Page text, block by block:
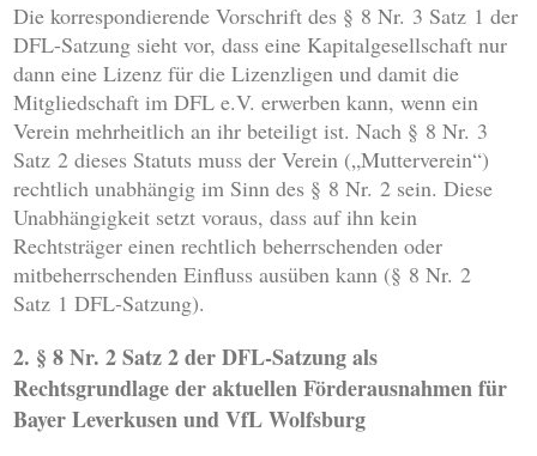
Die korrespondierende Vorschrift des § 8 Nr. 3 Satz 1 der
DFL-Satzung sieht vor, dass eine Kapitalgesellschaft nur
dann eine Lizenz für die Lizenzligen und damit die
Mitgliedschaft im DFL e.V. erwerben kann, wenn ein
Verein mehrheitlich an ihr beteiligt ist. Nach § 8 Nr. 3
Satz 2 dieses Statuts muss der Verein („Mutterverein“)
rechtlich unabhängig im Sinn des § 8 Nr. 2 sein. Diese
Unabhängigkeit setzt voraus, dass auf ihn kein
Rechtsträger einen rechtlich beherrschenden oder
mitbeherrschenden Einfluss ausüben kann (§ 8 Nr. 2
Satz 1 DFL-Satzung).
2. § 8 Nr. 2 Satz 2 der DFL-Satzung als
Rechtsgrundlage der aktuellen Förderausnahmen für
Bayer Leverkusen und VfL Wolfsburg